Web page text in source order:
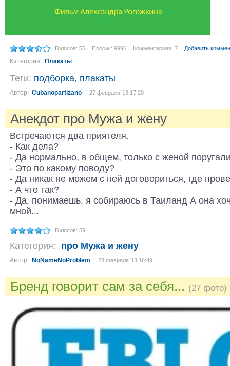
Голосов: 55 Просм.: 9996 Комментариев: 7 Добавить
Категория: Плакаты
Теги: подборка, плакаты
Автор: Cubanopartizano 27 февраля´13 17:20
Анекдот про Мужа и жену
Встречаются два приятеля.
- Как дела?
- Да нормально, в общем, только с женой
- Это по какому поводу?
- Да никак не можем с ней договориться, где
- А что так?
- Да, понимаешь, я собираюсь в Таиланд А она
мной...
Голосов: 59
Категория: про Мужа и жену
Автор: NoNameNoProblem 28 февраля´13 16:49
Бренд говорит сам за себя... (27 фото)